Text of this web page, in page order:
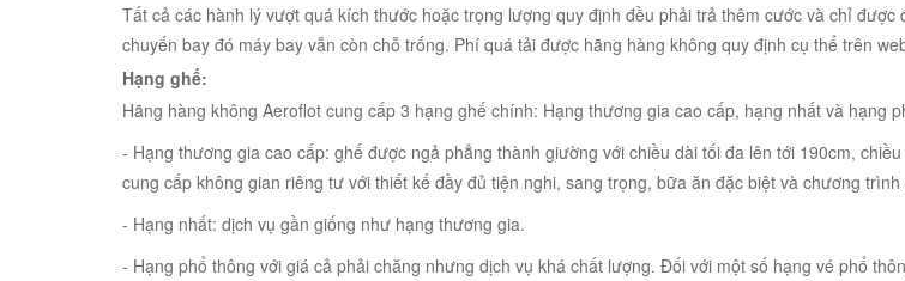
Tất cả các hành lý vượt quá kích thước hoặc trọng lượng quy định đều phải trả thêm cước và chỉ được
chuyến bay đó máy bay vẫn còn chỗ trống. Phí quá tải được hãng hàng không quy định cụ thể trên
Hạng ghế:
Hãng hàng không Aeroflot cung cấp 3 hạng ghế chính: Hạng thương gia cao cấp, hạng nhất và hạng
- Hạng thương gia cao cấp: ghế được ngả phẳng thành giường với chiều dài tối đa lên tới 190cm,
cung cấp không gian riêng tư với thiết kế đầy đủ tiện nghi, sang trọng, bữa ăn đặc biệt và chương
- Hạng nhất: dịch vụ gần giống như hạng thương gia.
- Hạng phổ thông với giá cả phải chăng nhưng dịch vụ khá chất lượng. Đối với một số hạng vé phổ